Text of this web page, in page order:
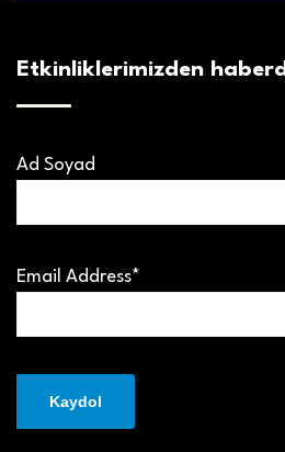
Etkinliklerimizden
Ad Soyad
Email Address*